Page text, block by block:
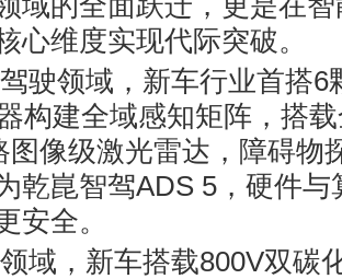
心维度实现代际突破。
驶领域，新车行业首搭6
构建全域感知矩阵，搭
图像级激光雷达，障碍物
乾崑智驾ADS 5，硬件与
安全。
域，新车搭载800V双碳